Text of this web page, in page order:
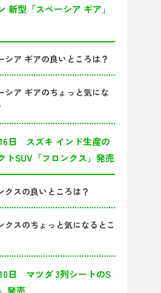
新型「スペーシア ギア」
シア ギアの良いところは？
シア ギアのちょっと気にな
日 スズキ インド生産の
トSUV「フロンクス」発売
クスの良いところは？
クスのちょっと気になるとこ
日 マツダ 3列シートのS
発売